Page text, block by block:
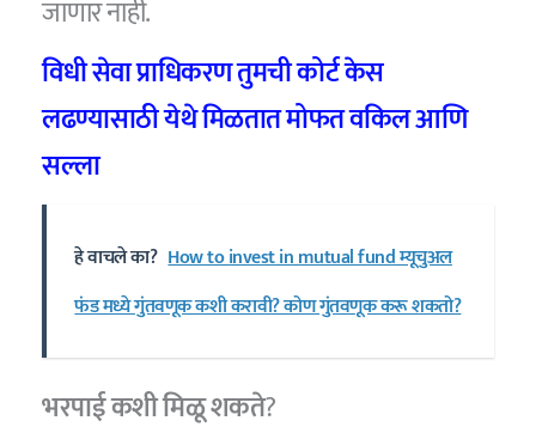
जाणार नाही.
विधी सेवा प्राधिकरण तुमची कोर्ट केस
लढण्यासाठी येथे मिळतात मोफत वकिल आणि
सल्ला
हे वाचले का? How to invest in mutual fund म्यूचुअल
फंड मध्ये गुंतवणूक कशी करावी? कोण गुंतवणूक करू शकतो?
भरपाई कशी मिळू शकते?